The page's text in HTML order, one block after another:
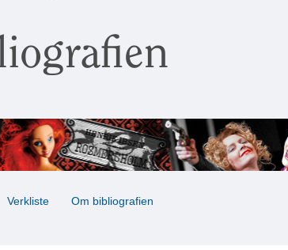
Verkliste Om bibliografien